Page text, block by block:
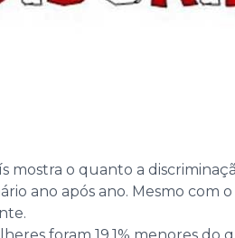
o quanto a
ano após ano. Mesmo